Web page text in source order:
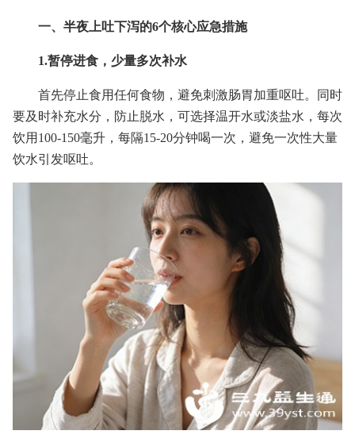
一、半夜上吐下泻的6个核心应急措施
1.暂停进食，少量多次补水
首先停止食用任何食物，避免刺激肠胃加重呕吐。同时
要及时补充水分，防止脱水，可选择温开水或淡盐水，每次
饮用100-150毫升，每隔15-20分钟喝一次，避免一次性大量
饮水引发呕吐。